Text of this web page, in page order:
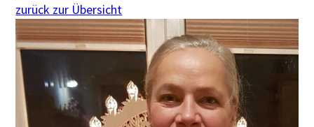
zurück zur Übersicht